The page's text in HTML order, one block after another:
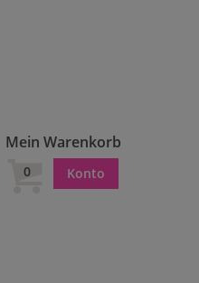
Mein Warenkorb
0 Konto